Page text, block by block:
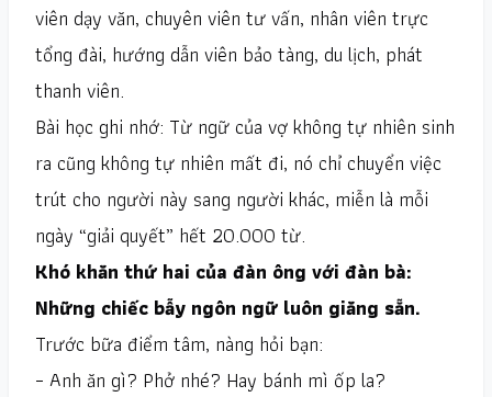
viên dạy văn, chuyên viên tư vấn, nhân viên trực
tổng đài, hướng dẫn viên bảo tàng, du lịch, phát
thanh viên.
Bài học ghi nhớ: Từ ngữ của vợ không tự nhiên sinh
ra cũng không tự nhiên mất đi, nó chỉ chuyển việc
trút cho người này sang người khác, miễn là mỗi
ngày “giải quyết” hết 20.000 từ.
Khó khăn thứ hai của đàn ông với đàn bà:
Những chiếc bẫy ngôn ngữ luôn giăng sẵn.
Trước bữa điểm tâm, nàng hỏi bạn:
– Anh ăn gì? Phở nhé? Hay bánh mì ốp la?